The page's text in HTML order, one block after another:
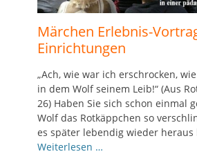
Märchen Erlebnis-
Einrichtungen
„Ach, wie war ich erschrocken,
in dem Wolf seinem Leib!“ (Aus
26) Haben Sie sich schon einmal
Wolf das Rotkäppchen so
es später lebendig wieder heraus
Weiterlesen …